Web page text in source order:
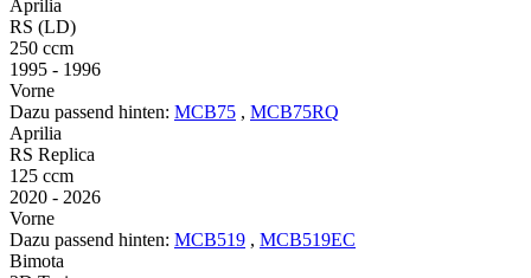
Aprilia
RS (LD)
250 ccm
1995 - 1996
Vorne
Dazu passend hinten: MCB75 , MCB75RQ
Aprilia
RS Replica
125 ccm
2020 - 2026
Vorne
Dazu passend hinten: MCB519 , MCB519EC
Bimota